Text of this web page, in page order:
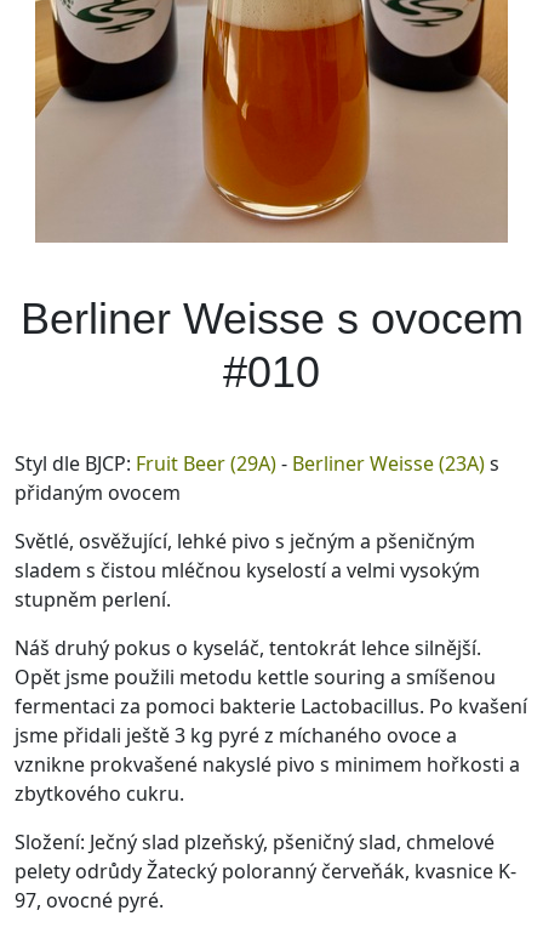
Berliner Weisse s ovocem
#010
Styl dle BJCP: Fruit Beer (29A)- Berliner Weisse (23A)s
přidaným ovocem
Světlé, osvěžující, lehké pivo s ječným a pšeničným
sladem s čistou mléčnou kyselostí a velmi vysokým
stupněm perlení.
Náš druhý pokus o kyseláč, tentokrát lehce silnější.
Opět jsme použili metodu kettle souring a smíšenou
fermentaci za pomoci bakterie Lactobacillus. Po kvašení
jsme přidali ještě 3 kg pyré z míchaného ovoce a
vznikne prokvašené nakyslé pivo s minimem hořkosti a
zbytkového cukru.
Složení: Ječný slad plzeňský, pšeničný slad, chmelové
pelety odrůdy Žatecký poloranný červeňák, kvasnice K-
97, ovocné pyré.